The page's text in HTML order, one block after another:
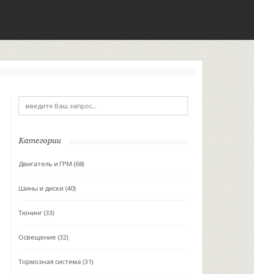
Категории
Двигатель и ГРМ (68)
Шины и диски (40)
Тюнинг (33)
Освещение (32)
Тормозная система (31)